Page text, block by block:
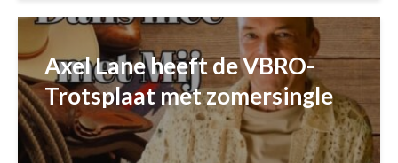
Axel Lane heeft de VBRO-
Trotsplaat met zomersingle